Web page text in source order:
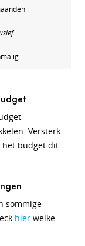
Versterk
het budget dit
sommige
hier welke